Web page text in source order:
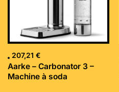
207,21 €
Aarke – Carbonator 3 –
Machine à soda